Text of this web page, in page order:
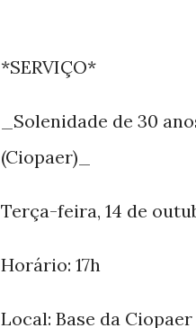
*SERVIÇO*
_Solenidade de 30
(Ciopaer)_
Terça-feira, 14 de
Horário: 17h
Local: Base da